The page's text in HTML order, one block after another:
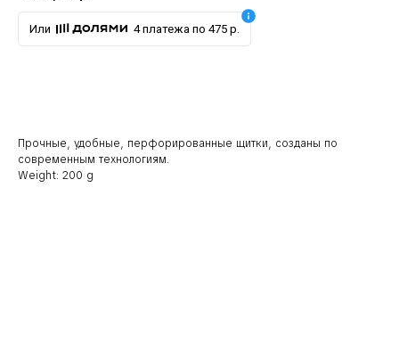
Или 4 платежа по 475 р.
Прочные, удобные, перфорированные щитки, созданы по
современным технологиям.
Weight: 200 g